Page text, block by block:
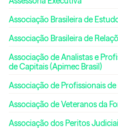
Associação Brasileira de
Associação Brasileira de
Associação de Analistas e
de Capitais (Apimec Brasil)
Associação de Profissionais
Associação de Veteranos da
Associação dos Peritos